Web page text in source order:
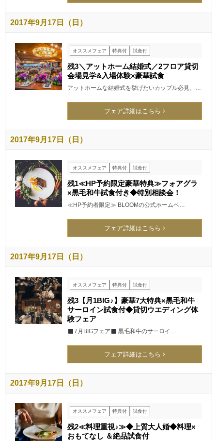
2017年9月17日（日）
オススメフェア 特典付 試食付
残3＼アットホーム結婚式／2フロア貸切
会場見学&入場体験×豪華試食
アットホームな結婚式を挙げたいカップル必見。…
フェア詳細はこちら
2017年9月17日（日）
オススメフェア 特典付 試食付
残1≪HP予約限定豪華特典≫フォアグラ
×黒毛和牛試食付き◆特別相談会！
≪HP予約者限定≫ BLOOMの公式ホームペ…
フェア詳細はこちら
2017年9月17日（日）
オススメフェア 特典付 試食付
残3【月1BIG♪】豪華7大特典×黒毛和牛
サーロイン試食付◆貸切ウエディング体
験フェア
7月BIGフェア 黒毛和牛のサーロイ…
フェア詳細はこちら
2017年9月17日（日）
オススメフェア 特典付 試食付
残2≪料理重視♪≫◆上質大人婚◆料理×
おもてなし ＆絶品試食付